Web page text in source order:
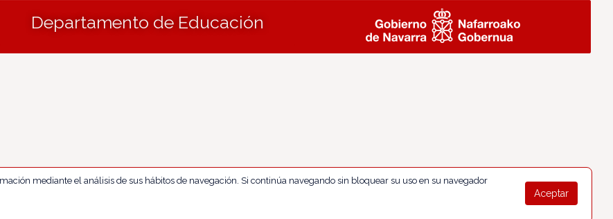
Departamento de Educación
Aceptar
mediante el análisis de sus hábitos de navegación. Si continúa navegando sin bloquear su uso en su navegador